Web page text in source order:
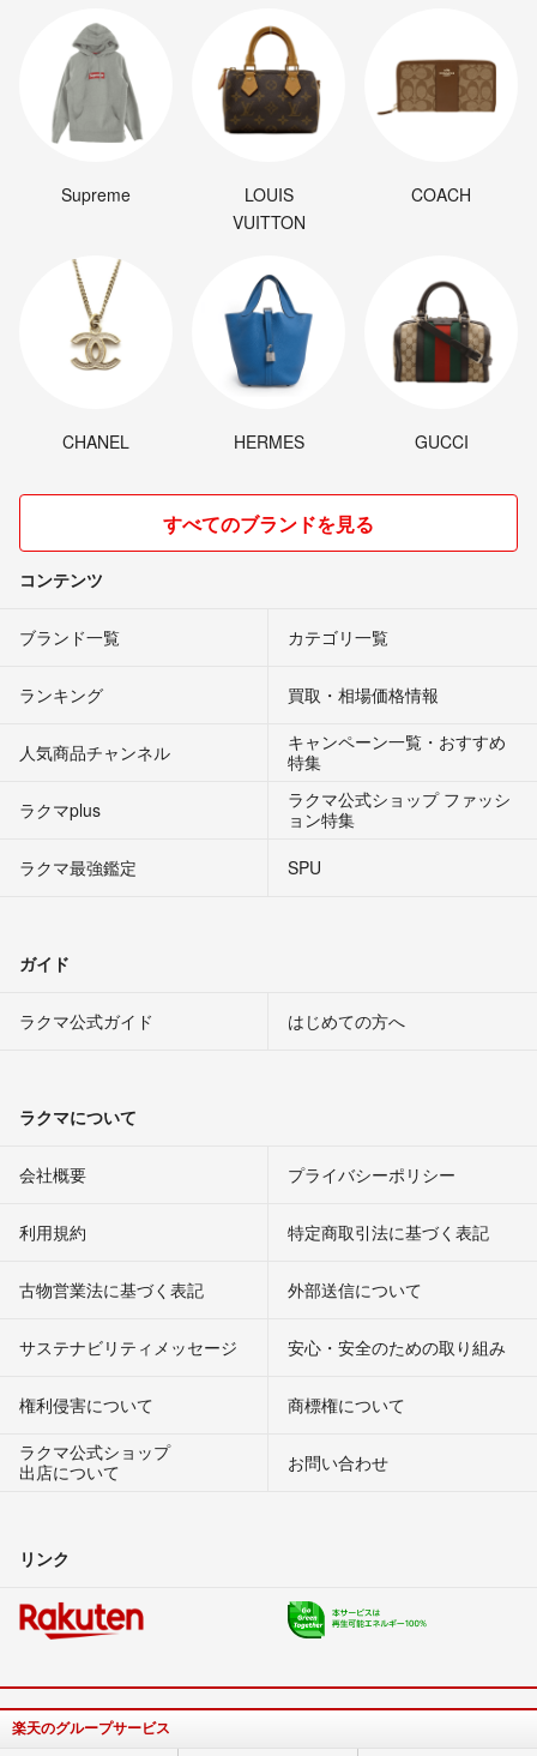
Supreme
LOUIS
VUITTON
COACH
CHANEL HERMES GUCCI
すべてのブランドを見る
コンテンツ
ブランド一覧 カテゴリ一覧
ランキング 買取・相場価格情報
人気商品チャンネル
キャンペーン一覧・おすすめ
特集
ラクマplus
ラクマ公式ショップ ファッシ
ョン特集
ラクマ最強鑑定
SPU
ガイド
ラクマ公式ガイド はじめての方へ
ラクマについて
会社概要 プライバシーポリシー
利用規約 特定商取引法に基づく表記
古物営業法に基づく表記 外部送信について
サステナビリティメッセージ 安心・安全のための取り組み
権利侵害について
商標権について
ラクマ公式ショップ
出店について
お問い合わせ
リンク
楽天のグループサービス